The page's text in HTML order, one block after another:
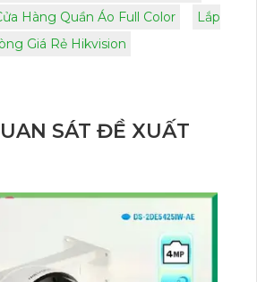
Hàng Quần Áo Full Color
Lắp
Giá Rẻ Hikvision
SÁT ĐỀ XUẤT